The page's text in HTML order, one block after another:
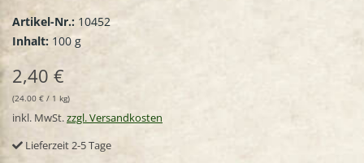
Artikel-Nr.: 10452
Inhalt: 100 g
2,40 €
(24.00 € / 1 kg)
inkl. MwSt.zzgl. Versandkosten
Lieferzeit 2-5 Tage